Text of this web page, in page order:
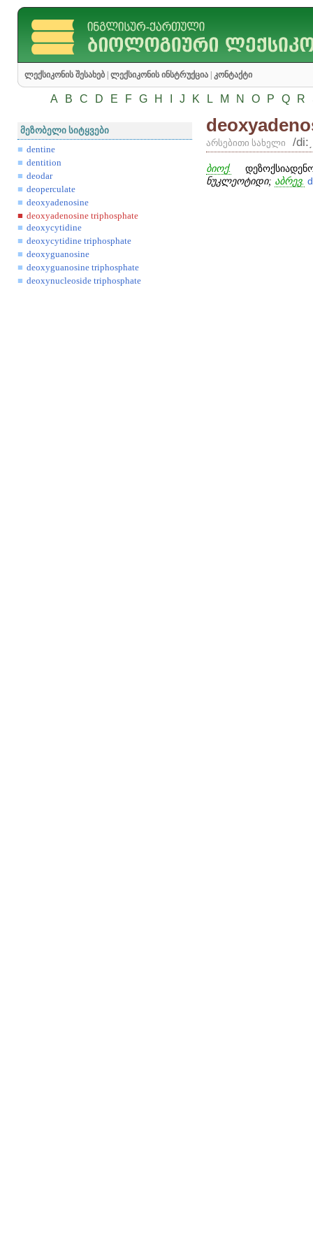
ლექსიკონის შესახებ ლექსიკონის ინსტრუქცია კონტაქტი
A B C D E F G H J K L M N O P Q R
მეზობელი სიტყვები
dentine
dentition
deodar
deoperculate
deoxyadenosine
deoxyadenosine triphosphate
deoxycytidine
deoxycytidine triphosphate
deoxyguanosine
deoxyguanosine triphosphate
deoxynucleoside triphosphate
არსებითი სახელი /
ბიოქ.
ნუკლეოტიდი; აბრევ.